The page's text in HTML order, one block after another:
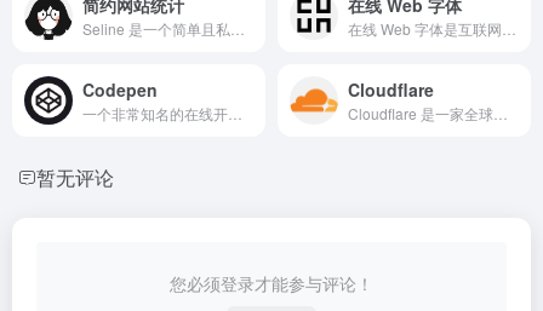
Codepen Cloudflare
暂无评论
您必须登录才能参与评论！